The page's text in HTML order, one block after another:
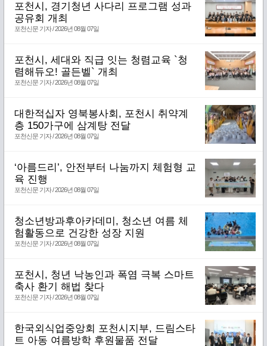
포천시, 경기청년 사다리 프로그램 성과
공유회 개최
포천신문 기자 / 2026년 08월 07일
포천시, 세대와 직급 잇는 청렴교육 `청
렴해듀오! 골든벨` 개최
포천신문 기자 / 2026년 08월 07일
대한적십자 영북봉사회, 포천시 취약계
층 150가구에 삼계탕 전달
포천신문 기자 / 2026년 08월 07일
‘아름드리’, 안전부터 나눔까지 체험형 교
육 진행
포천신문 기자 / 2026년 08월 07일
청소년방과후아카데미, 청소년 여름 체
험활동으로 건강한 성장 지원
포천신문 기자 / 2026년 08월 07일
포천시, 청년 낙농인과 폭염 극복 스마트
축사 환기 해법 찾다
포천신문 기자 / 2026년 08월 07일
한국외식업중앙회 포천시지부, 드림스타
트 아동 여름방학 후원물품 전달